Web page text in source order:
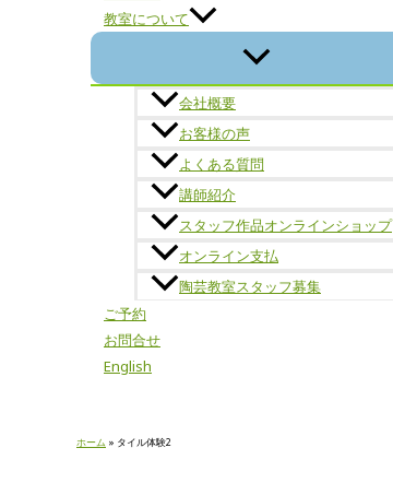
教室について
会社概要
お客様の声
よくある質問
講師紹介
スタッフ作品オンラインショップ
オンライン支払
陶芸教室スタッフ募集
ご予約
お問合せ
English
ホーム タイル体験2